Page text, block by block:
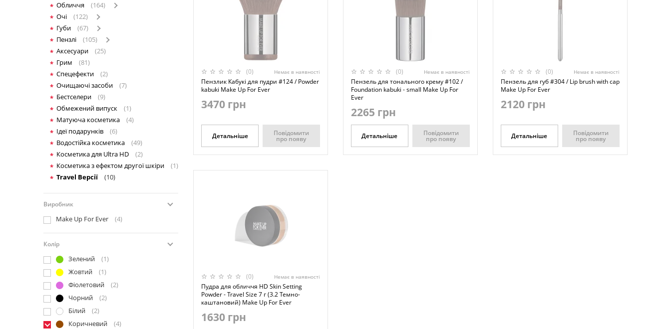
Обличчя
(164)
Очі
(122)
Губи
(67)
Пензлі
(105)
Аксесуари
(25)
Грим
(81)
Спецефекти
(2)
Очищаючі засоби
(7)
Бестселери
(9)
Обмежений випуск
(1)
Матуюча косметика
(4)
Ідеї подарунків
(6)
Водостійка косметика
(49)
Косметика для Ultra HD
(2)
Косметика з ефектом другої шкіри
(1)
Travel Версії
(10)
Виробник
Make Up For Ever (4)
Колір
Зелений
(1)
Жовтий
(1)
Фіолетовий
(2)
Чорний
(2)
Білий
(2)
Коричневий
(4)
(0) Немає в наявності
Пензлик Кабукі для пудри #124 / Powder
kabuki Make Up For Ever
3470 грн
Детальніше Повідомити
про появу
(0) Немає в наявності
Пензель для тонального крему #102 /
Foundation kabuki - small Make Up For
Ever
2265 грн
Детальніше Повідомити
про появу
(0) Немає в наявності
Пензель для губ #304 / Lip brush with cap
Make Up For Ever
2120 грн
Детальніше Повідомити
про появу
(0) Немає в наявності
Пудра для обличчя HD Skin Setting
Powder - Travel Size 7 г (3.2 Темно-
каштановий) Make Up For Ever
1630 грн